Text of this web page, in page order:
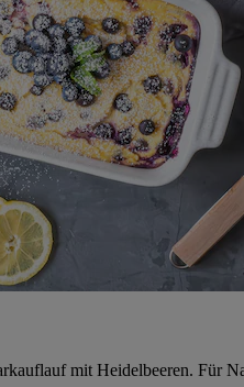
mit Heidelbeeren. Für